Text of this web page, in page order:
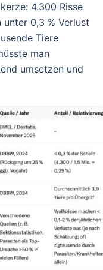
4.300 Risse
unter 0,3 % Verlust
Tiere
man
umsetzen und